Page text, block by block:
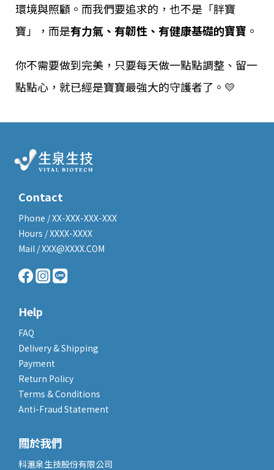
環境與照顧。而我們要追求的，也不是「胖寶
寶」，而是有力氣、有韌性、有健康基礎的寶寶 。
你不需要做到完美，只要每天做一點點調整、留一
點點心，就已經是寶寶最強大的守護者了。💛
Contact
Phone / XX-XXX-XXX-XXX
Hours / XXXX-XXXX
Mail / XXX@XXXX.COM
Help
FAQ
Delivery & Shipping
Payment
Return Policy
Terms & Conditions
Anti-Fraud Statement
關於我們
科滙泉生技股份有限公司